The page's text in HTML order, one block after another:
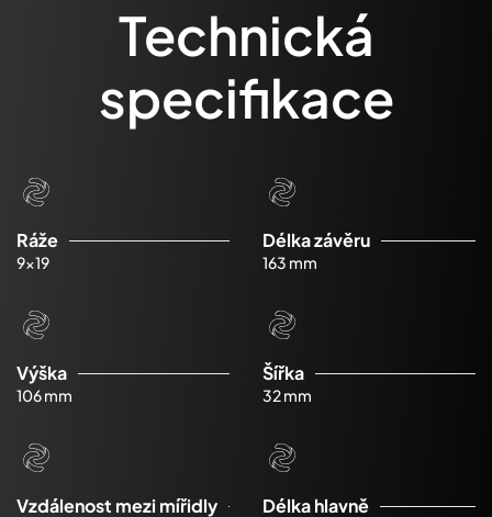
Technická
specifikace
Ráže
9x19
Délka závěru
163 mm
Výška
106 mm
Šířka
32 mm
Vzdálenost mezi mířidly Délka hlavně